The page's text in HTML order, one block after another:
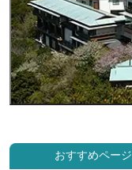
おすすめページ